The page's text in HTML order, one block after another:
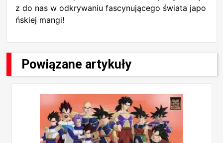
z do nas w odkrywaniu fascynującego świata japo
ńskiej mangi!
Powiązane artykuły